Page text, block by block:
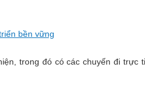
bền vững
trong đó có các chuyến đi trực